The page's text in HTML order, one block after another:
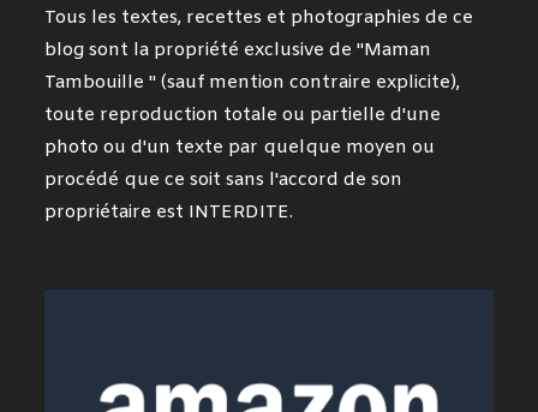
Tous les textes, recettes et photographies de ce
blog sont la propriété exclusive de "Maman
Tambouille " (sauf mention contraire explicite),
toute reproduction totale ou partielle d'une
photo ou d'un texte par quelque moyen ou
procédé que ce soit sans l'accord de son
propriétaire est INTERDITE.